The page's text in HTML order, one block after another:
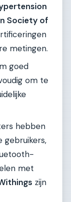
Society of
metingen.
goed
om te
hebben
gebruikers,
met
zijn